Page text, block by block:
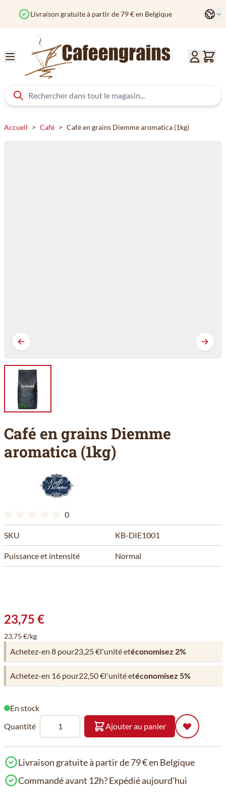
Commandé avant 12h? Expédié aujourd'hui
Accueil > Café > Café en grains Diemme aromatica (1kg)
Café en grains Diemme
aromatica (1kg)
0
SKU KB-DIE1001
Puissance et intensité Normal
23,75 €
23,75 €/kg
Achetez-en 8 pour23,25 €l'unité etéconomisez 2%
Achetez-en 16 pour22,50 €l'unité etéconomisez 5%
En stock
Quantité
Ajouter au panier
Livraison gratuite à partir de 79 € en Belgique
Commandé avant 12h? Expédié aujourd'hui